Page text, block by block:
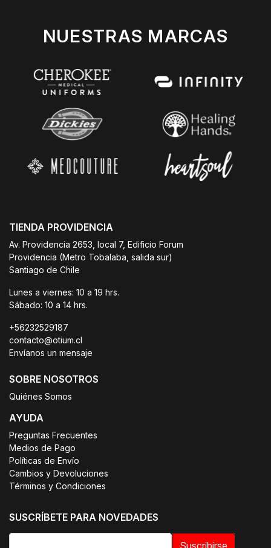
NUESTRAS MARCAS
TIENDA PROVIDENCIA
Av. Providencia 2653, local 7, Edificio Forum
Providencia (Metro Tobalaba, salida sur)
Santiago de Chile
Lunes a viernes: 10 a 19 hrs.
Sábado: 10 a 14 hrs.
+56232529187
contacto@otium.cl
Envíanos un mensaje
SOBRE NOSOTROS
Quiénes Somos
AYUDA
Preguntas Frecuentes
Medios de Pago
Políticas de Envío
Cambios y Devoluciones
Términos y Condiciones
SUSCRÍBETE PARA NOVEDADES
Suscribirse